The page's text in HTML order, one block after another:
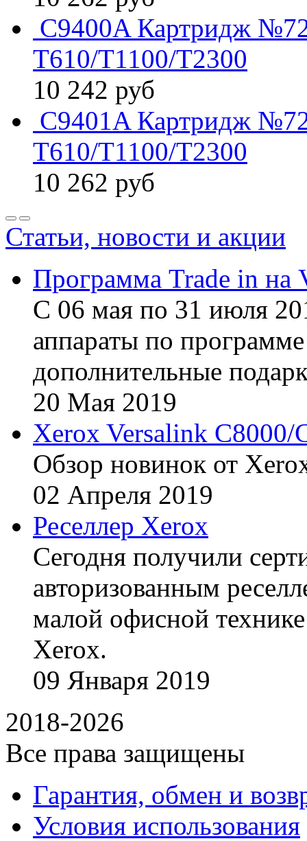
C9400A Картридж
T610/T1100/T2300
10 242 руб
C9401A Картридж
T610/T1100/T2300
10 262 руб
Статьи, новости и акции
Программа Trade in на
С 06 мая по 31 июля
аппараты по
дополнительные
20 Мая 2019
Xerox Versalink C8000/
Обзор новинок от
02 Апреля 2019
Реселлер Xerox
Сегодня получили
авторизованным
малой офисной
Xerox.
09 Января 2019
2018-2026
Все права защищены
Гарантия, обмен и
Условия использования